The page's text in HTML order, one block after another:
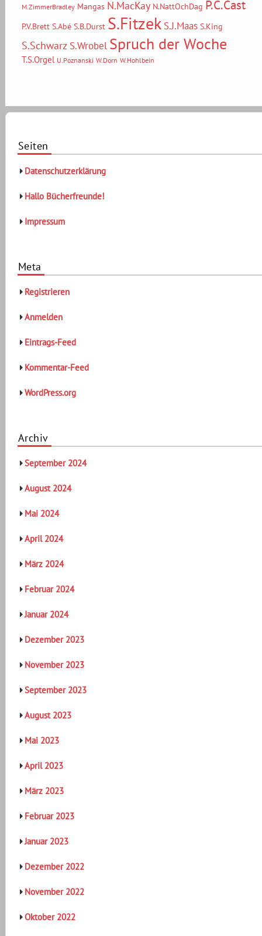
M.ZimmerBradley Mangas N.MacKay N.NattOchDag P.C.Cast
P.V.Brett S.Abé S.B.Durst S.Fitzek S.J.Maas S.King
S.Schwarz S.Wrobel Spruch der Woche
T.S.Orgel U.Poznanski W.Dorn W.Hohlbein
Seiten
Datenschutzerklärung
Hallo Bücherfreunde!
Impressum
Meta
Registrieren
Anmelden
Eintrags-Feed
Kommentar-Feed
WordPress.org
Archiv
September 2024
August 2024
Mai 2024
April 2024
März 2024
Februar 2024
Januar 2024
Dezember 2023
November 2023
September 2023
August 2023
Mai 2023
April 2023
März 2023
Februar 2023
Januar 2023
Dezember 2022
November 2022
Oktober 2022